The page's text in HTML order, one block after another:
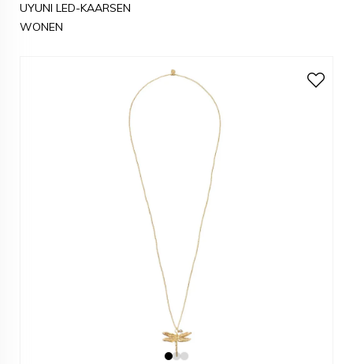
UYUNI LED-KAARSEN
WONEN